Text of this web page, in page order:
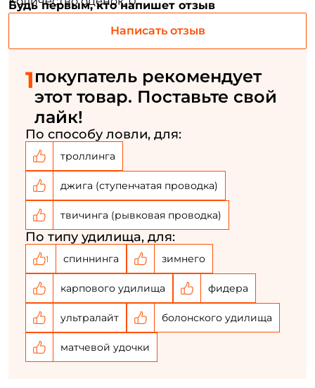
Будь первым, кто напишет отзыв
Написать отзыв
1покупатель рекомендует
этот товар. Поставьте свой
лайк!
По способу ловли, для:
троллинга
джига (ступенчатая проводка)
твичинга (рывковая проводка)
По типу удилища, для:
1 спиннинга зимнего
карпового удилища фидера
ультралайт болонского удилища
матчевой удочки
Номер телефона: *
Придумайте пароль: *
Повторите пароль: *
Заполняя данную форму вы соглашаетесь на обработку
персональных данных
Создать аккаунт
У меня уже есть аккаунт